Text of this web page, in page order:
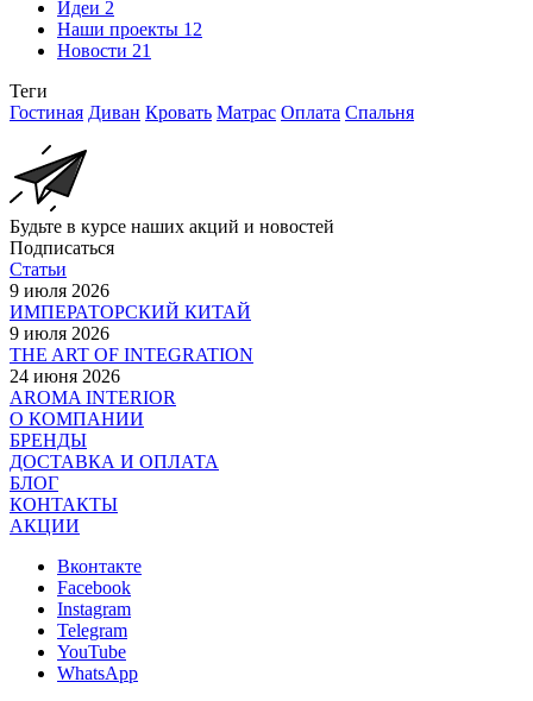
Идеи 2
Наши проекты 12
Новости 21
Теги
Гостиная Диван Кровать Матрас Оплата Спальня
Будьте в курсе наших акций и новостей
Подписаться
Статьи
9 июля 2026
ИМПЕРАТОРСКИЙ КИТАЙ
9 июля 2026
THE ART OF INTEGRATION
24 июня 2026
AROMA INTERIOR
О КОМПАНИИ
БРЕНДЫ
ДОСТАВКА И ОПЛАТА
БЛОГ
КОНТАКТЫ
АКЦИИ
Вконтакте
Facebook
Instagram
Telegram
YouTube
WhatsApp